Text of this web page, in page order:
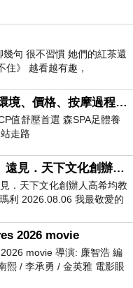
句 很不習慣 她們的紅茶還
》 越看越有趣，
招牌森雞湯課程腳底+指壓體驗！環境、價格、按摩過程全紀錄，森SPA足體養生館松江館最新價格表
值舒壓首選 森SPA足體養
走路
我最敬愛的老闆、遠見．天下文化創辦人高希均教授
．天下文化創辦人高希均教
利 2026.08.06 我最敬愛的
創辦人高希均教
2026 movie
movie 導演: 廉智浩 編
熙 / 李承勇 / 金英雅 電影眼
因遺